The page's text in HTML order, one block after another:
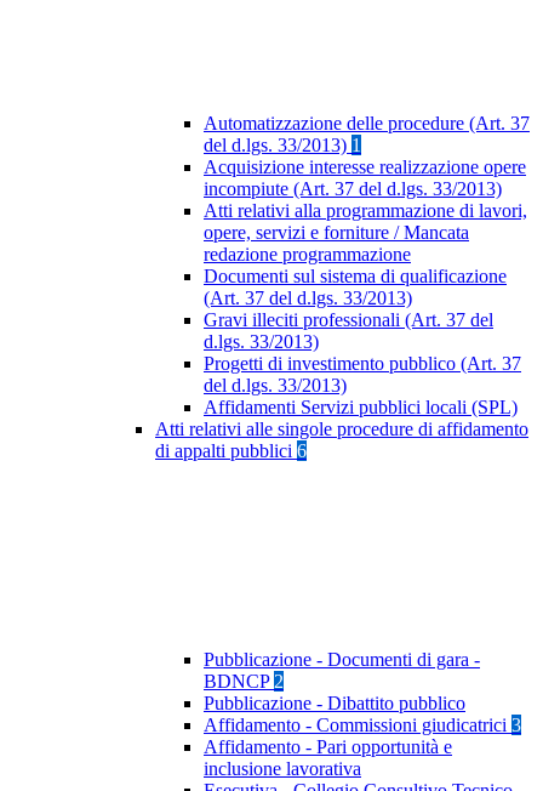
Automatizzazione delle procedure (Art. 37
del d.lgs. 33/2013) 1
Acquisizione interesse realizzazione opere
incompiute (Art. 37 del d.lgs. 33/2013)
Atti relativi alla programmazione di lavori,
opere, servizi e forniture / Mancata
redazione programmazione
Documenti sul sistema di qualificazione
(Art. 37 del d.lgs. 33/2013)
Gravi illeciti professionali (Art. 37 del
d.lgs. 33/2013)
Progetti di investimento pubblico (Art. 37
del d.lgs. 33/2013)
Affidamenti Servizi pubblici locali (SPL)
Atti relativi alle singole procedure di affidamento
di appalti pubblici 6
Pubblicazione - Documenti di gara -
BDNCP 2
Pubblicazione - Dibattito pubblico
Affidamento - Commissioni giudicatrici 3
Affidamento - Pari opportunità e
inclusione lavorativa